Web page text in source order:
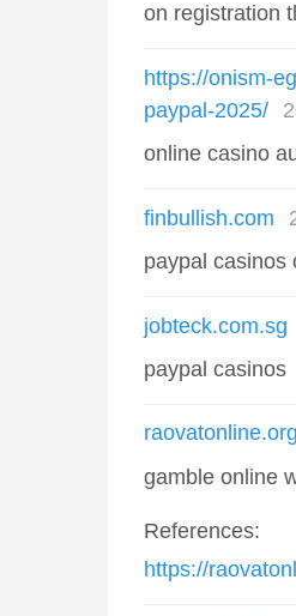
on registration
https://onism-
paypal-2025/
online casino
finbullish.com
paypal casinos
jobteck.com.sg
paypal casinos
raovatonline.org
gamble online
References:
https://